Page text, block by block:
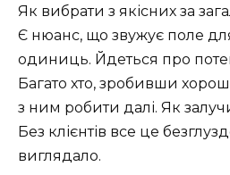
Як вибрати з якісних за
Є нюанс, що звужує поле
одиниць. Йдеться про
Багато хто, зробивши
з ним робити далі. Як
Без клієнтів все це
виглядало.